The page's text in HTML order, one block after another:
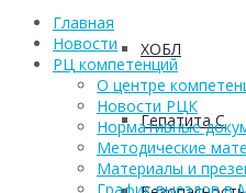
ХОБЛ
Гепатита С
Главная
Новости
РЦ компетенций
О центре
Новости РЦК
Нормативные
Методические
Материалы и